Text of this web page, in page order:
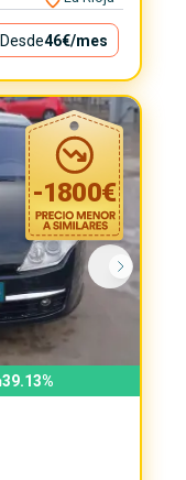
Desde46€/mes
-1800€
39.13%